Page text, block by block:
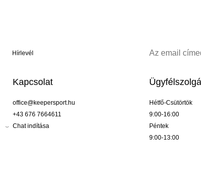
Hírlevél
Kapcsolat
office@keepersport.hu
+43 676 7664611
Chat indítása
Hétfő-Csütörtök
9:00-16:00
Péntek
9:00-13:00